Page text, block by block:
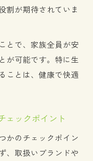
で得られるメリ
計管理に役立てる
続けやすくする
適な毎日
里町生活を支え
割が期待されていま
とで、家族全員が安
が可能です。特に生
ことは、健康で快適
ェックポイント
かのチェックポイン
、取扱いブランドや